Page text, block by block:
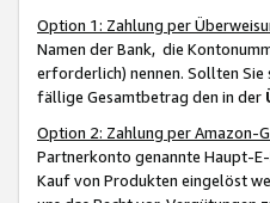
Option 1: Zahlung per
Namen der Bank, die
erforderlich) nennen. Sollten Sie
fällige Gesamtbetrag den in der
Option 2: Zahlung per Amazon-
Partnerkonto genannte Haupt-
Kauf von Produkten eingelöst